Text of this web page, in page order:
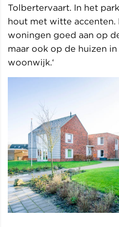
Tolbertervaart. In het
hout met witte
woningen goed aan op
maar ook op de huizen
woonwijk.‘